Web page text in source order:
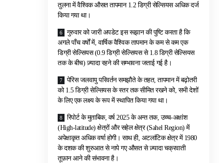
तुलना में वैश्विक औसत तापमान 1.2 डिग्री सेल्सियस अधिक दर्ज
किया गया था।
गुरुवार को जारी अपडेट इस रूझान की पुष्टि करता है कि
अगले पाँच वर्षों में, वार्षिक वैश्विक तापमान के कम से कम एक
डिग्री सेल्सियस (0.9 डिग्री सेल्सियस से 1.8 डिग्री सेल्सियस
तक के बीच) ज़्यादा रहने की सम्भावना जताई गई है।
पेरिस जलवायु परिवर्तन समझौते के तहत, तापमान में बढ़ोतरी
को 1.5 डिग्री सेल्सियस के स्तर तक सीमित रखने को, सभी देशों
के लिए एक लक्ष्य के रूप में स्थापित किया गया था।
रिपोर्ट के मुताबिक, वर्ष 2025 के अन्त तक, उच्च-अक्षांश
(High-latitude) क्षेत्रों और सहेल क्षेत्र (Sahel Region) में
अपेक्षाकृत अधिक वर्षा होगी। साथ ही, अटलांटिक क्षेत्र में 1980
के दशक की शुरुआत से नापे गए औसत से ज़्यादा चक्रवाती
तूफ़ान आने की संभावना है।